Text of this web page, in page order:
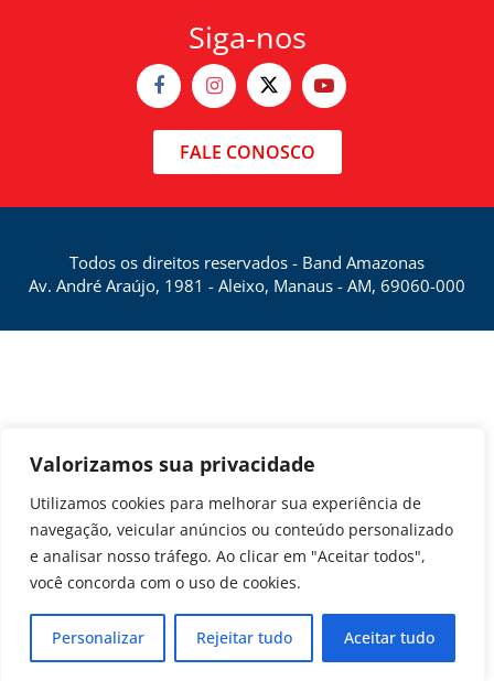
Valorizamos sua privacidade
Utilizamos cookies para melhorar sua experiência de
navegação, veicular anúncios ou conteúdo personalizado
e analisar nosso tráfego. Ao clicar em "Aceitar todos",
você concorda com o uso de cookies.
Personalizar Rejeitar tudo Aceitar tudo
Siga-nos
FALE CONOSCO
Todos os direitos reservados - Band Amazonas
Av. André Araújo, 1981 - Aleixo, Manaus - AM, 69060-000